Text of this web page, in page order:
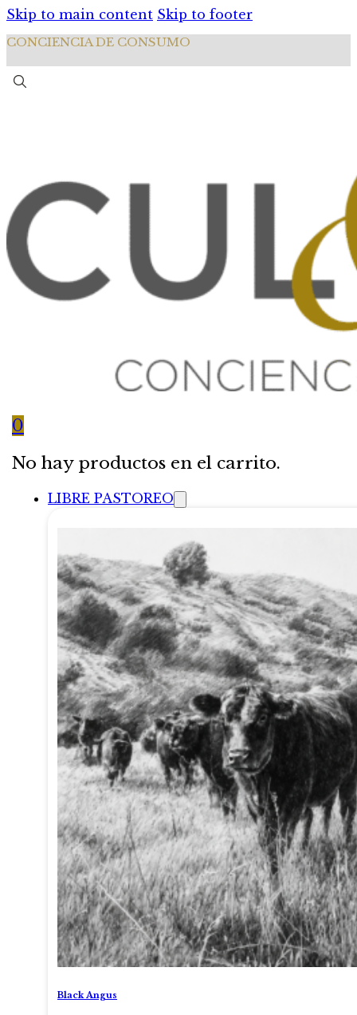
Skip to main content Skip to footer
CONCIENCIA DE CONSUMO
0
No hay productos en el carrito.
LIBRE PASTOREO
Black Angus